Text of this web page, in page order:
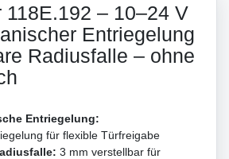
118E.192 – 10–24 V
Entriegelung
Radiusfalle – ohne
Entriegelung:
für flexible Türfreigabe
3 mm verstellbar für